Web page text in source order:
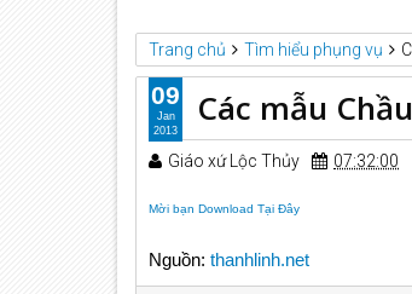
Trang chủ Tìm hiểu phụng vụ
Các mẫu
Giáo xứ Lộc Thủy 07:32:00
Mời bạn Download Tại Đây
Nguồn: thanhlinh.net
09
Jan
2013